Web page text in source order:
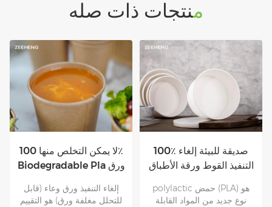
منتجات ذات صله
100٪ صديقة للبيئة إلغاء
التنفيذ القوط ورقة الأطباق
polylactic حمض (PLA) هو
نوع جديد من المواد القابلة
أطباق ورقية بيضاء قابلة
للتحلل بيولوجيًا بنسبة 100٪
Polylactic acid (PLA) هو نوع
من البوليمر المبلمر بحمض